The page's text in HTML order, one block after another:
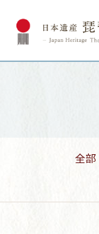
全部